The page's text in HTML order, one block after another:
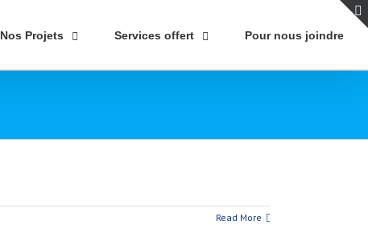
Nos Projets Services offert Pour nous joindre
Read More